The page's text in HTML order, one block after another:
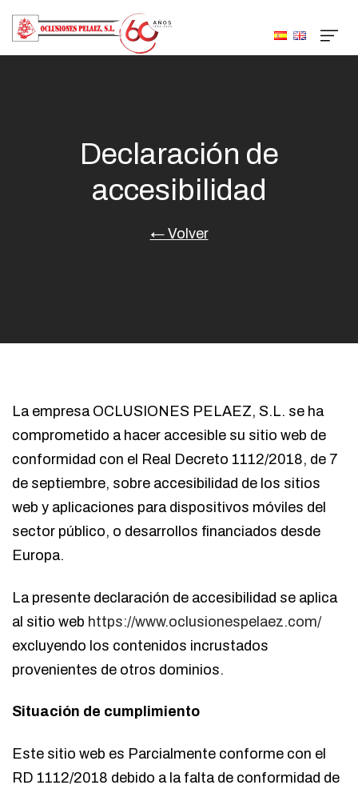
Declaración de
accesibilidad
← Volver
La empresa OCLUSIONES PELAEZ, S.L. se ha
comprometido a hacer accesible su sitio web de
conformidad con el Real Decreto 1112/2018, de 7
de septiembre, sobre accesibilidad de los sitios
web y aplicaciones para dispositivos móviles del
sector público, o desarrollos financiados desde
Europa.
La presente declaración de accesibilidad se aplica
al sitio web https://www.oclusionespelaez.com/
excluyendo los contenidos incrustados
provenientes de otros dominios.
Situación de cumplimiento
Este sitio web es Parcialmente conforme con el
RD 1112/2018 debido a la falta de conformidad de